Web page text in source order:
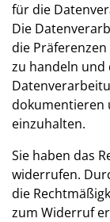
für die
Die
die
zu handeln und
dokumentieren
einzuhalten.
Sie haben das
widerrufen.
die
zum Widerruf